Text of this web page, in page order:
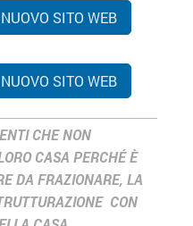
SITO WEB
SITO WEB
CHE NON
CASA PERCHÉ È
DA FRAZIONARE, LA
CON